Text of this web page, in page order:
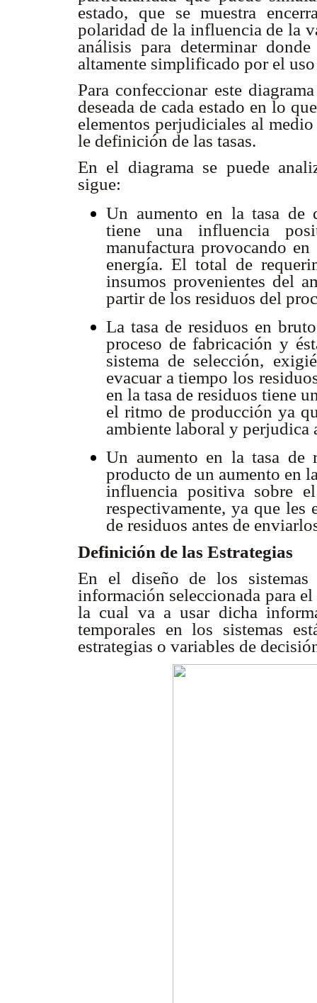
estado, que se muestra
polaridad de la influencia de la
análisis para determinar
altamente simplificado por el
Para confeccionar este
deseada de cada estado en lo
elementos perjudiciales al
le definición de las tasas.
En el diagrama se puede
sigue:
Un aumento en la tasa de
tiene una influencia
manufactura provocando
energía. El total de
insumos provenientes del
partir de los residuos del
La tasa de residuos en
proceso de fabricación y
sistema de selección,
evacuar a tiempo los
en la tasa de residuos tiene
el ritmo de producción ya
ambiente laboral y perjudica
Un aumento en la tasa de
producto de un aumento en
influencia positiva sobre
respectivamente, ya que
de residuos antes de
Definición de las Estrategias
En el diseño de los sistemas
información seleccionada para
la cual va a usar dicha
temporales en los sistemas
estrategias o variables de